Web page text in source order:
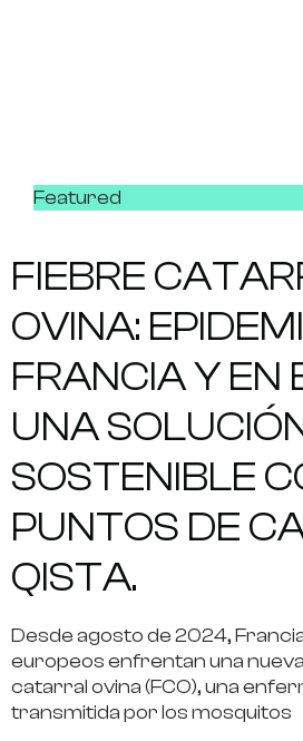
Featured
FIEBRE
OVINA:
FRANCIA Y EN
UNA
SOSTENIBLE
PUNTOS DE
QISTA.
Desde agosto de 2024,
europeos enfrentan una
catarral ovina (FCO), una
transmitida por los mosquitos